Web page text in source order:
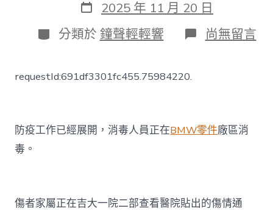
作
者
發
表
日
期
2025 年 11 月 20 日
分
類
分類於 鐘聲輕輕響 在
〈吉
傷
療
尚無留言
requestId:691df3301fc455.75984220.
防疫工作已經展開，消毒人員正在BMW零件廠區消
毒。
傷者家屬正在吉大一院二部查看醫院貼出的傷情通